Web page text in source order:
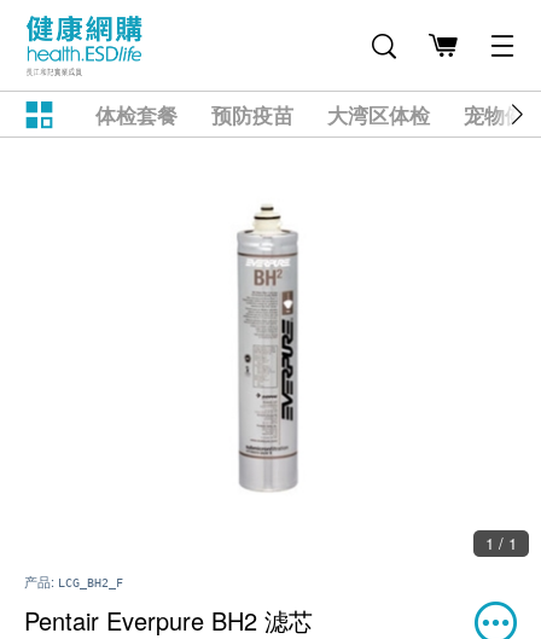
体检套餐 预防疫苗 大湾区体检 宠物健
1 / 1
产品: LCG_BH2_F
Pentair Everpure BH2 滤芯